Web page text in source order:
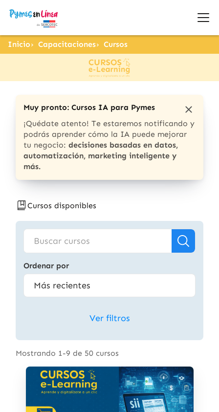
Inicio Capacitaciones Cursos
Muy pronto: Cursos IA para Pymes
¡Quédate atento! Te estaremos notificando y
podrás aprender cómo la IA puede mejorar
tu negocio: decisiones basadas en datos,
automatización, marketing inteligente y
más.
Cursos disponibles
Ordenar por
Ver filtros
Mostrando 1-9 de 50 cursos